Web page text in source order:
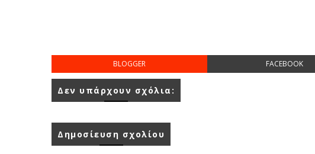
BLOGGER FACEBOOK
Δεν υπάρχουν σχόλια:
Δημοσίευση σχολίου